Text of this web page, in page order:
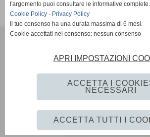
Il Ponte Mediceo
348-7639715 (Associazione) - 347-
ilpontemediceo@vespaclubditalia.it
Privacy Policy-Cookie
Realizzazione siti web
l'argomento puoi consultare le informative complete.
Cookie Policy - Privacy Policy
Il tuo consenso ha una durata massima di 6 mesi.
Cookie accettati nel consenso: nessun consenso
APRI IMPOSTAZIONI
ACCETTA I
NECESSARI
ACCETTA TUTTI I